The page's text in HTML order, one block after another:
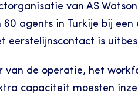
van AS
60 agents in Turkije bij
eerstelijnscontact is
van de operatie, het
capaciteit moesten